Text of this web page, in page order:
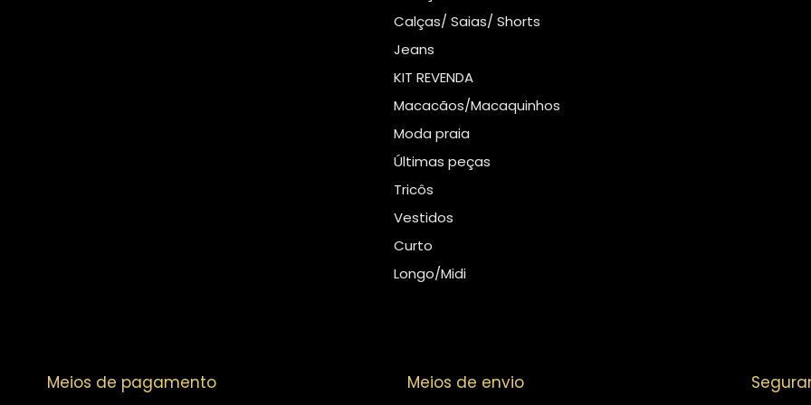
Calças/ Saias/ Shorts
Jeans
KIT REVENDA
Macacãos/Macaquinhos
Moda praia
Últimas peças
Tricôs
Vestidos
Curto
Longo/Midi
Meios de pagamento Meios de envio